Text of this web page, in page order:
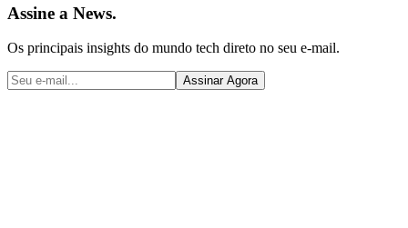
Assine a News.
Os principais insights do mundo tech direto no seu e-mail.
Assinar Agora